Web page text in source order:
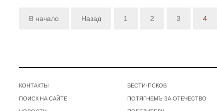
В начало Назад 1 2 3 4
КОНТАКТЫ
ПОИСК НА САЙТЕ
ВЕСТИ-ПСКОВ
ПОТЯГНЕМЪ ЗА ОТЕЧЕСТВО